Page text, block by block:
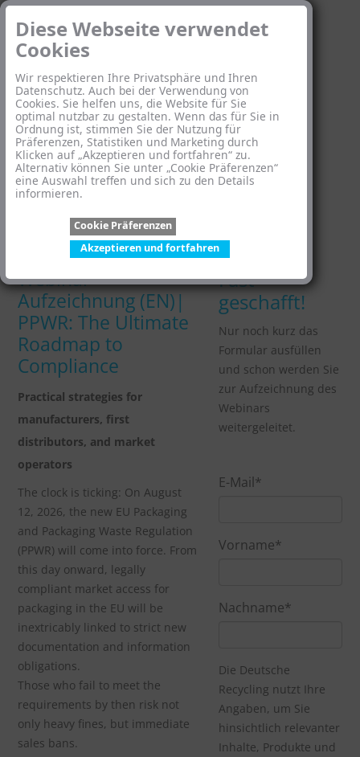
Diese Webseite verwendet
Cookies
Wir respektieren Ihre Privatsphäre und Ihren
Datenschutz. Auch bei der Verwendung von
Cookies. Sie helfen uns, die Website für Sie
optimal nutzbar zu gestalten. Wenn das für Sie in
Ordnung ist, stimmen Sie der Nutzung für
Präferenzen, Statistiken und Marketing durch
Klicken auf „Akzeptieren und fortfahren“ zu.
Alternativ können Sie unter „Cookie Präferenzen“
eine Auswahl treffen und sich zu den Details
informieren.
Cookie Präferenzen
Akzeptieren und fortfahren
Webinar-
Aufzeichnung (EN)|
PPWR: The Ultimate
Roadmap to
Compliance
Practical strategies for
manufacturers, first
distributors, and market
operators
The clock is ticking: On August
12, 2026, the new EU Packaging
and Packaging Waste Regulation
(PPWR) will come into force. From
this day onward, legally
compliant market access for
packaging in the EU will be
inextricably linked to strict new
documentation and information
obligations.
Those who fail to meet the
requirements by then risk not
only heavy fines, but immediate
sales bans.
Fast
geschafft!
Nur noch kurz das
Formular ausfüllen
und schon werden Sie
zur Aufzeichnung des
Webinars
weitergeleitet.
E-Mail*
Vorname*
Nachname*
Die Deutsche
Recycling nutzt Ihre
Angaben, um Sie
hinsichtlich relevanter
Inhalte, Produkte und